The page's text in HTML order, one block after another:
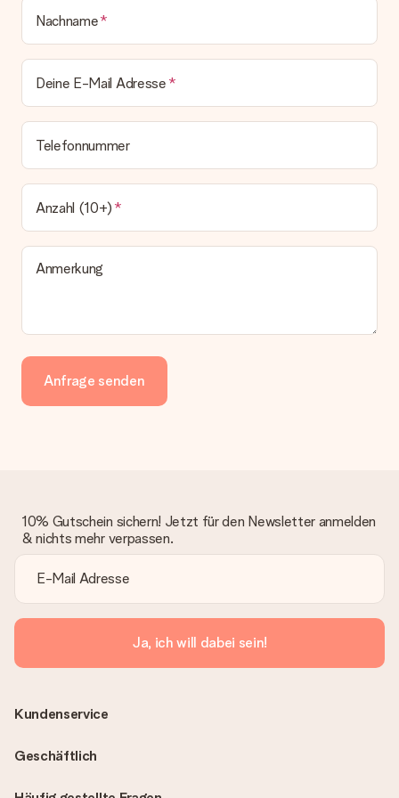
Nachname
Deine E-Mail Adresse
Telefonnummer
Anzahl (10+)
Anmerkung
Anfrage senden
10% Gutschein sichern! Jetzt für den Newsletter anmelden
& nichts mehr verpassen.
Ja, ich will dabei sein!
Kundenservice
Geschäftlich